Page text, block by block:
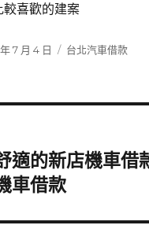
較喜歡的建案
7 月 4 日
分
台北汽車借款
適的新店機車借
車借款